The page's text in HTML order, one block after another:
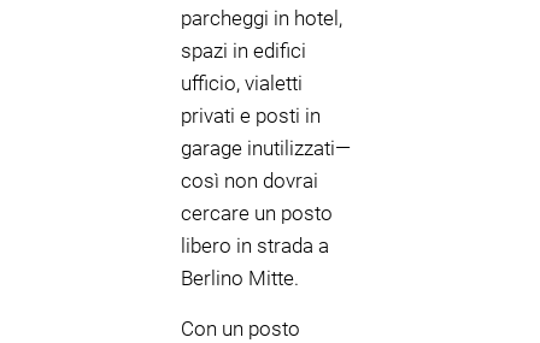
parcheggi in hotel,
spazi in edifici
ufficio, vialetti
privati e posti in
garage inutilizzati—
così non dovrai
cercare un posto
libero in strada a
Berlino Mitte.
Con un posto